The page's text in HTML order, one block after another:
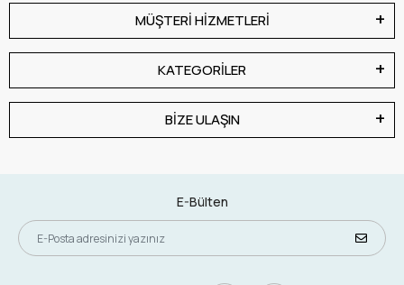
MÜŞTERİ HİZMETLERİ
KATEGORİLER
BİZE ULAŞIN
E-Bülten